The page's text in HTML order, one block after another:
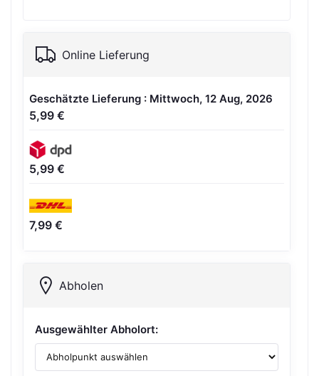
Online Lieferung
Geschätzte Lieferung : Mittwoch, 12 Aug, 2026
5,99 €
5,99 €
7,99 €
Abholen
Ausgewählter Abholort: